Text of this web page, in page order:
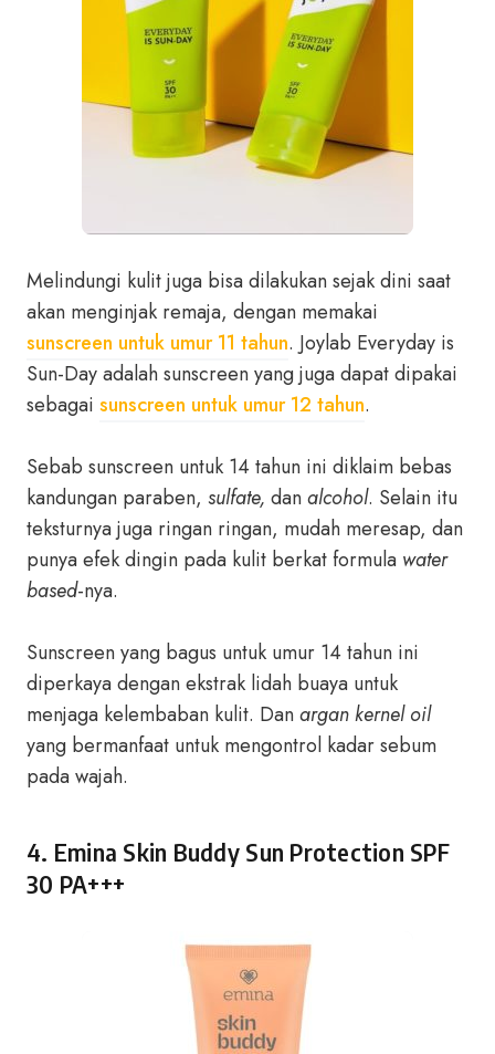
Melindungi kulit juga bisa dilakukan sejak dini saat
akan menginjak remaja, dengan memakai
sunscreen untuk umur 11 tahun. Joylab Everyday is
Sun-Day adalah sunscreen yang juga dapat dipakai
sebagai sunscreen untuk umur 12 tahun.
Sebab sunscreen untuk 14 tahun ini diklaim bebas
kandungan paraben, sulfate, danalcohol. Selain itu
teksturnya juga ringan ringan, mudah meresap, dan
punya efek dingin pada kulit berkat formula water
based-nya.
Sunscreen yang bagus untuk umur 14 tahun ini
diperkaya dengan ekstrak lidah buaya untuk
menjaga kelembaban kulit. Danargan kernel oil
yang bermanfaat untuk mengontrol kadar sebum
pada wajah.
4. Emina Skin Buddy Sun Protection SPF
30 PA+++